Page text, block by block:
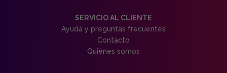
SERVICIO AL CLIENTE
Ayuda y preguntas frecuentes
Contacto
Quiénes somos